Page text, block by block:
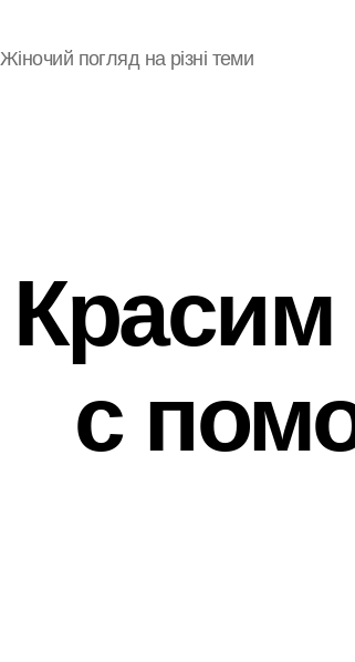
Жіночий погляд на різні теми
с